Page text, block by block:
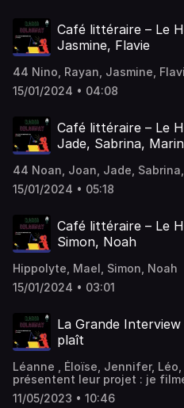
Café littéraire – Le
Jasmine, Flavie
44 Nino, Rayan, Jasmine,
15/01/2024 • 04:08
Café littéraire – Le
Jade, Sabrina,
44 Noan, Joan, Jade,
15/01/2024 • 05:18
Café littéraire – Le
Simon, Noah
Hippolyte, Mael, Simon, Noah
15/01/2024 • 03:01
La Grande
plaît
Léanne , Éloïse, Jennifer,
présentent leur projet : je
11/05/2023 • 10:46